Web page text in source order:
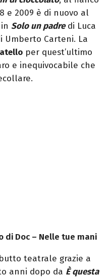
e 2009 è di nuovo al
Solo un padredi Luca
Umberto Carteni. La
per quest’ultimo
e inequivocabile che
di Doc – Nelle tue mani
teatrale grazie a
anni dopo da È questa